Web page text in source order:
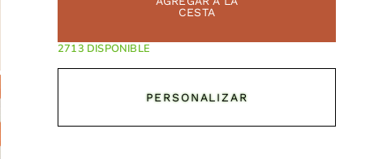
CESTA
DISPONIBLE
PERSONALIZAR